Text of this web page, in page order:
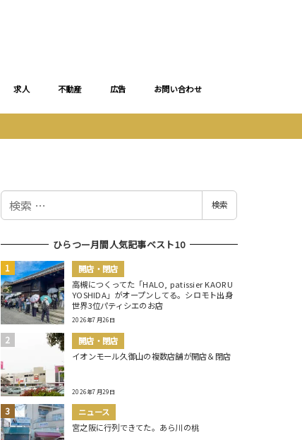
求人 不動産 広告 お問い合わせ
検
検索
ひらつー月間人気記事ベスト10
開店・閉店
高槻につくってた「HALO, patissier KAORU
YOSHIDA」がオープンしてる。シロモト出身
世界3位パティシエのお店
2026年7月26日
開店・閉店
イオンモール久御山の複数店舗が開店＆閉店
2026年7月29日
ニュース
宮之阪に行列できてた。あら川の桃